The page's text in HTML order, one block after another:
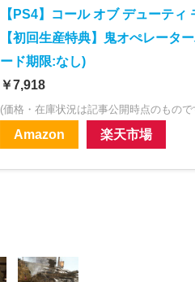
【PS4】コール オブ デューティ
【初回生産特典】鬼オぺレータ
ード期限:なし)
￥7,918
(価格・在庫状況は記事公開時点のもので
Amazon 楽天市場